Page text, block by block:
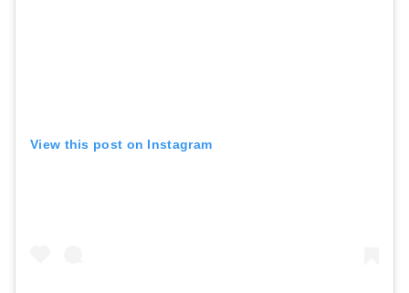
View this post on Instagram